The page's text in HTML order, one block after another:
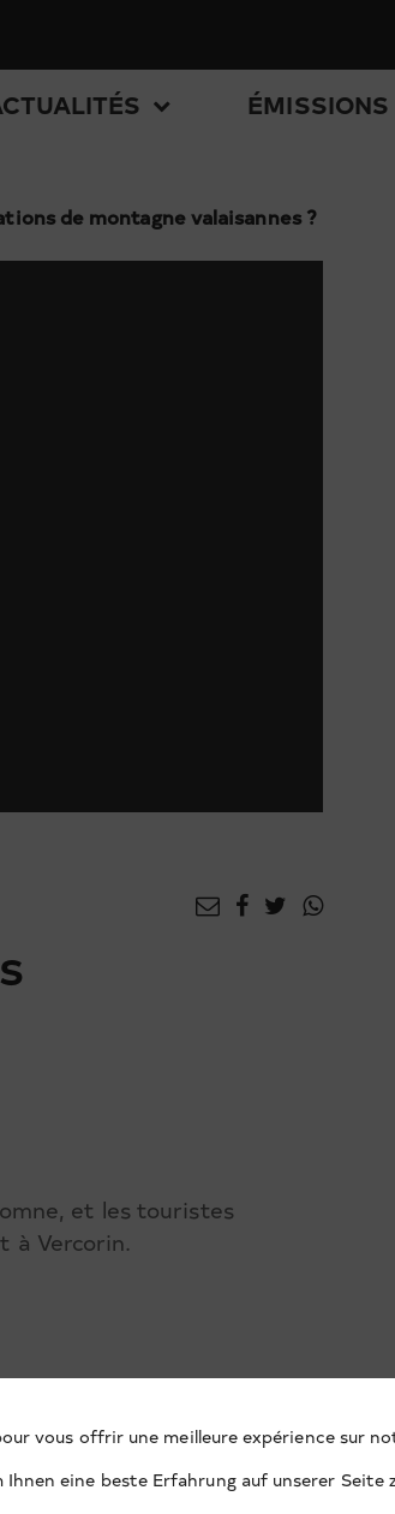
ÉMISSIONS
de montagne valaisannes ?
et les touristes
à Vercorin.
vous offrir une meilleure expérience sur
eine beste Erfahrung auf unserer Seite